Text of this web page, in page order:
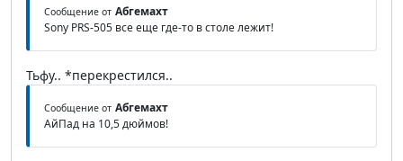
Сообщение от Абгемахт
Sony PRS-505 все еще где-то в столе лежит!
Тьфу.. *перекрестился..
Сообщение от Абгемахт
АйПад на 10,5 дюймов!